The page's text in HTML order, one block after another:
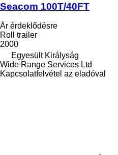
Seacom 100T/40FT
Ár érdeklődésre
Roll trailer
2000
Egyesült Királyság
Wide Range Services Ltd
Kapcsolatfelvétel az eladóval